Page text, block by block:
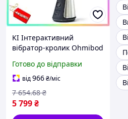
KI Інтерактивний
вібратор-кролик Ohmibod
для жінок подвійна
стимуляція секс-іграшка з
віб FIR41_R
Готово до відправки
від966₴/міс
5 799₴
7 654.68 ₴